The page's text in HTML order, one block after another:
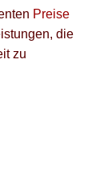
Preise
die
zu